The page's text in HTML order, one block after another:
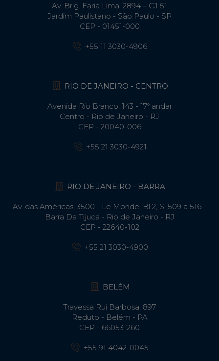
Av. Brig. Faria Lima, 2894 – CJ 51
Jardim Paulistano - São Paulo - SP
CEP - 01451-000
+55 11 3030-4906
RIO DE JANEIRO - CENTRO
Avenida Rio Branco, 143 - 17º andar
Centro - Rio de Janeiro - RJ
CEP - 20040-006
+55 21 3030-4921
RIO DE JANEIRO - BARRA
Av. das Américas, 3500 - Le Monde, Bl 2, Sl 509 a 516 -
Barra Da Tijuca - Rio de Janeiro - RJ
CEP - 22640-102​
+55 21 3030-4900
BELÉM
Travessa Rui Barbosa, 897
Reduto - Belém - PA
CEP - 66053-260
+55 91 4042-0045